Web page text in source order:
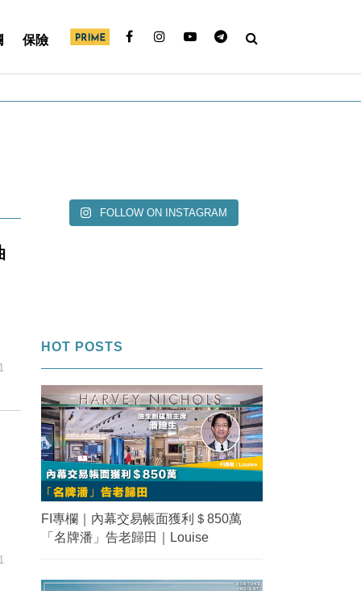
保險
FOLLOW ON INSTAGRAM
HOT POSTS
FI專欄｜內幕交易帳面獲利＄850萬
「名牌潘」告老歸田｜Louise